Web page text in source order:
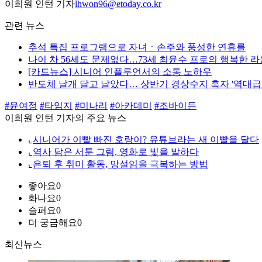
이희원 인턴 기자lhwon96@etoday.co.kr
관련 뉴스
추석 특집 프로그램으로 자녀ㆍ손주와 풍성한 연휴를
나이 차 56세도 문제없다…73세 최윤수 프로의 행복한 라
[카드뉴스] 시니어 인플루언서의 소통 노하우
반도체 날개 달고 날았다… 상반기 경상수지 흑자 '역대
#윤여정 #타임지 #미나리 #아카데미
#조바이든
이희원 인턴 기자의 주요 뉴스
⌞ 시니어가 이빨 빠진 호랑이? 유튜브라는 새 이빨을 달다
⌞ 역사 담은 서툰 그림, 영화로 빛을 발하다
⌞ 은퇴 후 취미 활동, 망설임을 극복하는 방법
좋아요0
화나요0
슬퍼요0
더 궁금해요0
최신뉴스